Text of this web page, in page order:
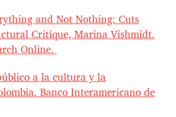
and Not Nothing: Cuts
Critique, Marina Vishmidt.
Online.
a la cultura y la
Banco Interamericano de